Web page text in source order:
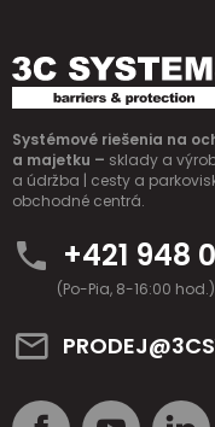
Systémové riešenia na
a majetku – sklady a
a údržba | cesty a
obchodné centrá.
+421 948
(Po-Pia, 8-16:00 hod.)